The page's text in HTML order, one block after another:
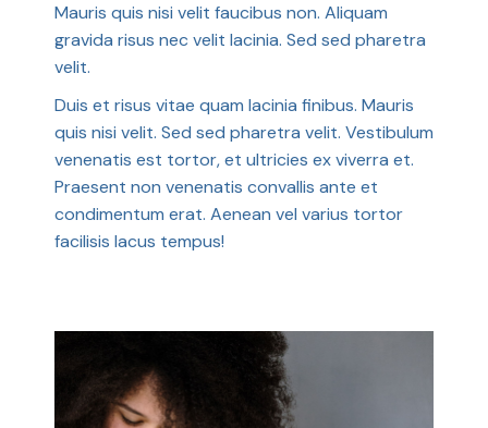
Mauris quis nisi velit faucibus non. Aliquam
gravida risus nec velit lacinia. Sed sed pharetra
velit.
Duis et risus vitae quam lacinia finibus. Mauris
quis nisi velit. Sed sed pharetra velit. Vestibulum
venenatis est tortor, et ultricies ex viverra et.
Praesent non venenatis convallis ante et
condimentum erat. Aenean vel varius tortor
facilisis lacus tempus!